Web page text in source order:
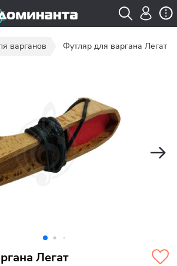
варганов Футляр для варгана Легат
Легат